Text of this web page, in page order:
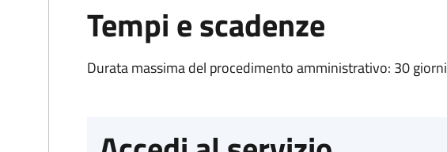
Tempi e scadenze
Durata massima del procedimento amministrativo: 30 giorni